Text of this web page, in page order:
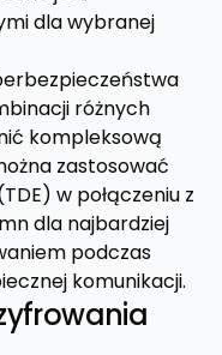
dla wybranej
różnych
kompleksową
zastosować
w połączeniu z
dla najbardziej
podczas
komunikacji.